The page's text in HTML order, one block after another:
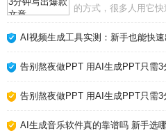
的方式，很多人用它
吗？我用了半年多，
成助手而非主角。它
AI视频生成工具实测：新手也能快速
告别熬夜做PPT 用AI生成PPT只需3
告别熬夜做PPT 用AI生成PPT只需3
AI生成音乐软件真的靠谱吗 新手选哪